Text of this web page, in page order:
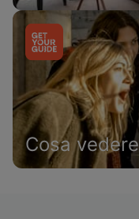
Cosa vedere